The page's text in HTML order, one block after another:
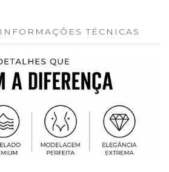
INFORMAÇÕES TÉCNICAS